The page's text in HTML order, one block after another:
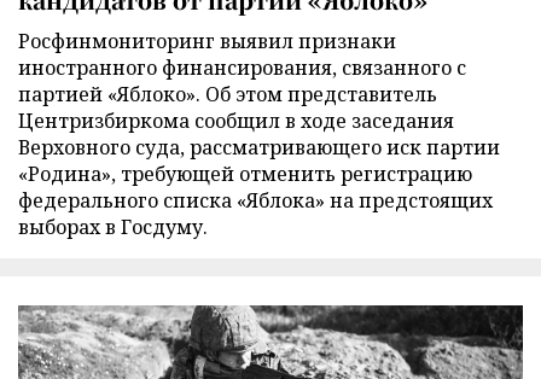
Росфинмониторинг выявил признаки
иностранного финансирования, связанного с
партией «Яблоко». Об этом представитель
Центризбиркома сообщил в ходе заседания
Верховного суда, рассматривающего иск партии
«Родина», требующей отменить регистрацию
федерального списка «Яблока» на предстоящих
выборах в Госдуму.